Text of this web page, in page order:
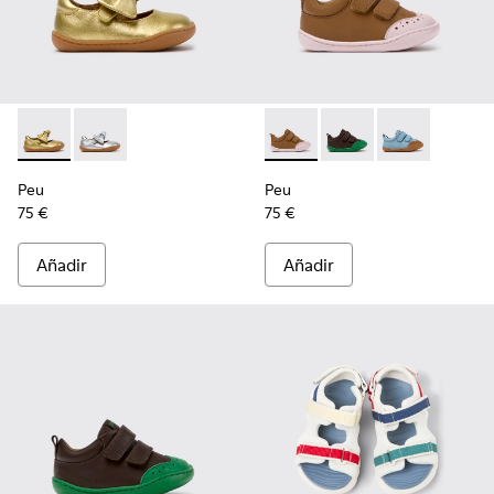
Peu - K800700-002 - Zapatos de piel amarillos para niños.
Peu - K800700-001 - Zapatos de piel grises para
Peu
75 €
Añadir
Peu - K800708-003 -
Peu - K800708-004
Peu -
Peu
75 €
Añadir